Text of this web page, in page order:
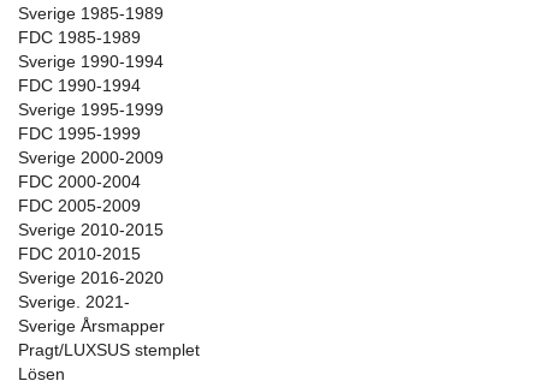
Sverige 1985-1989
FDC 1985-1989
Sverige 1990-1994
FDC 1990-1994
Sverige 1995-1999
FDC 1995-1999
Sverige 2000-2009
FDC 2000-2004
FDC 2005-2009
Sverige 2010-2015
FDC 2010-2015
Sverige 2016-2020
Sverige. 2021-
Sverige Årsmapper
Pragt/LUXSUS stemplet
Lösen